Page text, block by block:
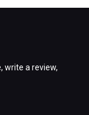
write a review,